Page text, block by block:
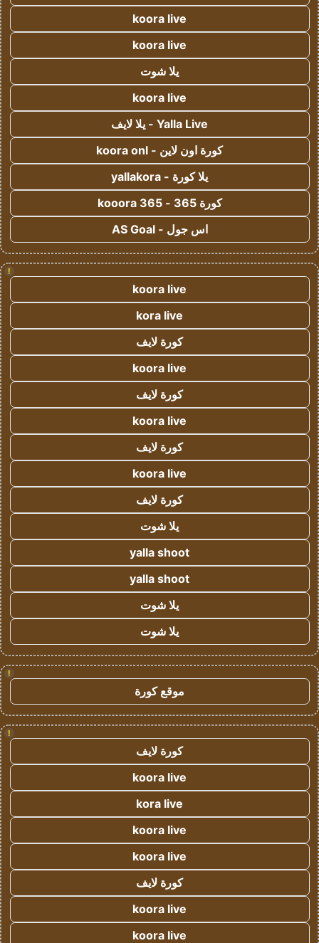
koora live
koora live
يلا شوت
koora live
Yalla Live - يلا لايف
كورة اون لاين - koora onl
يلا كورة - yallakora
كورة 365 - kooora 365
اس جول - AS Goal
!
koora live
kora live
كورة لايف
koora live
كورة لايف
koora live
كورة لايف
koora live
كورة لايف
يلا شوت
yalla shoot
yalla shoot
يلا شوت
يلا شوت
!
موقع كورة
!
كورة لايف
koora live
kora live
koora live
koora live
كورة لايف
koora live
koora live